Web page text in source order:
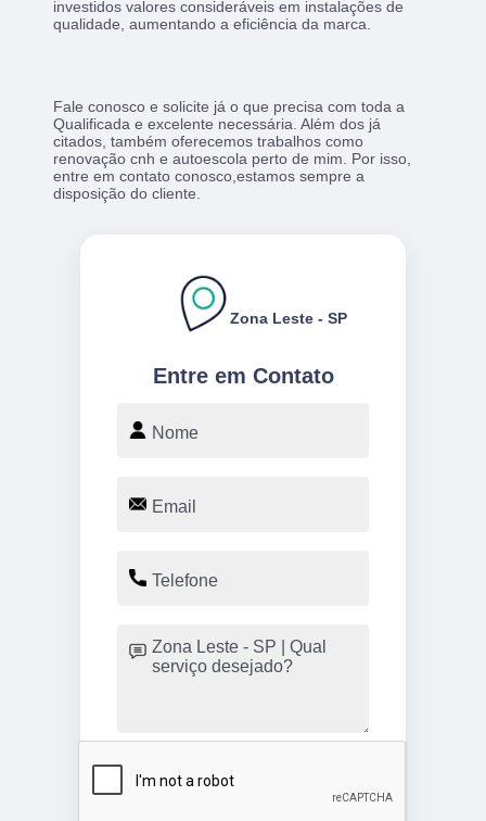
investidos valores consideráveis em instalações de
qualidade, aumentando a eficiência da marca.
Fale conosco e solicite já o que precisa com toda a
Qualificada e excelente necessária. Além dos já
citados, também oferecemos trabalhos como
renovação cnh e autoescola perto de mim. Por isso,
entre em contato conosco,estamos sempre a
disposição do cliente.
Entre em Contato
Zona Leste - SP